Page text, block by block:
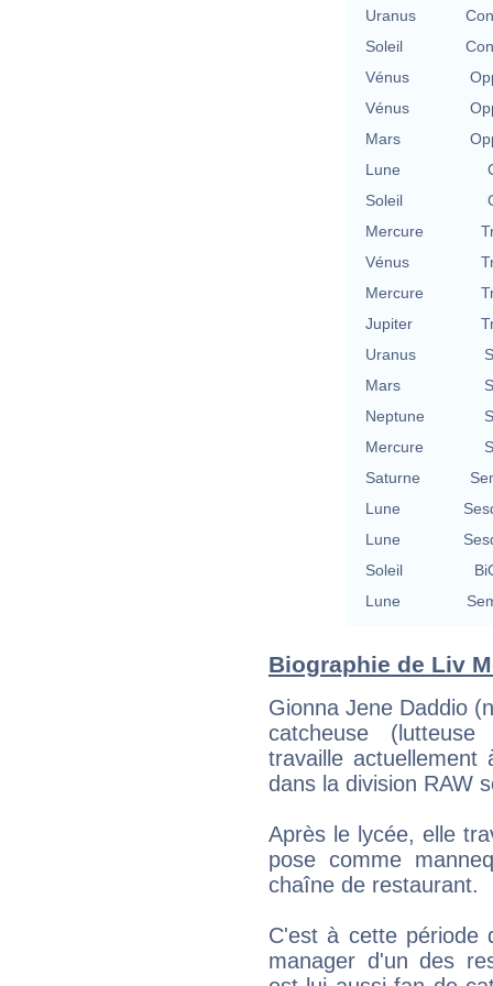
Uranus
Soleil
Vénus
Vénus
Mars
Lune
Soleil
Mercure
Vénus
Mercure
Jupiter
Uranus
Mars
Neptune
Mercure
Saturne
Lune
Lune
Soleil
Lune
Biographie de Liv
Gionna Jene Daddio
catcheuse (lutteuse
travaille actuellement
dans la division RAW
Après le lycée, elle
pose comme
chaîne de restaurant.
C'est à cette période
manager d'un des